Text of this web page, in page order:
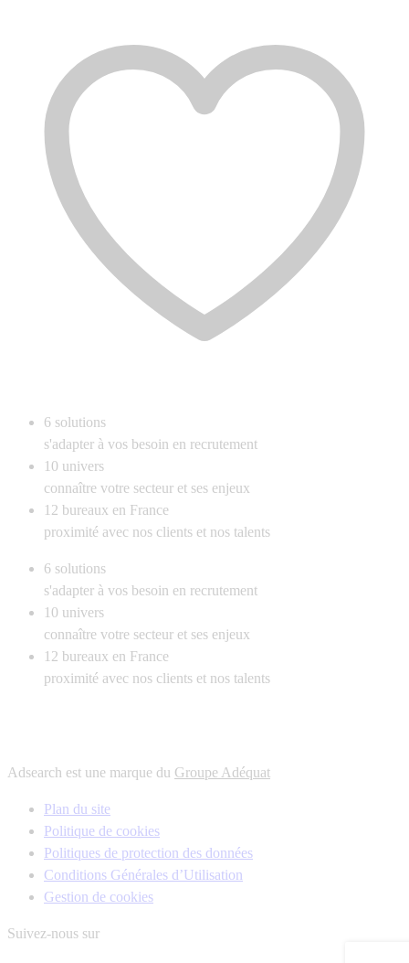
6 solutions
s'adapter à vos besoin en recrutement
10 univers
connaître votre secteur et ses enjeux
12 bureaux en France
proximité avec nos clients et nos talents
6 solutions
s'adapter à vos besoin en recrutement
10 univers
connaître votre secteur et ses enjeux
12 bureaux en France
proximité avec nos clients et nos talents
Adsearch est une marque du Groupe Adéquat
Plan du site
Politique de cookies
Politiques de protection des données
Conditions Générales d’Utilisation
Gestion de cookies
Suivez-nous sur